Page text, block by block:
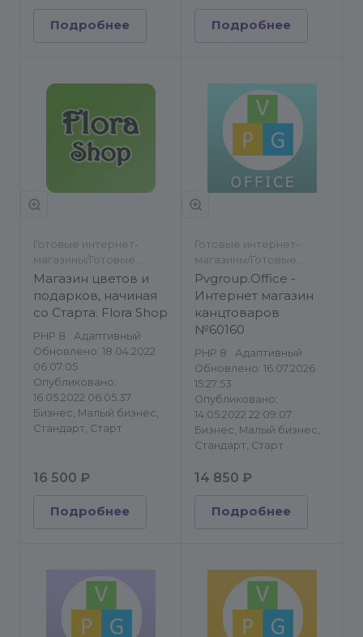
Подробнее Подробнее
Готовые интернет-
магазины/Готовые
сайты/Подарки и
сувениры/Каталог
товаров, услуг
Магазин цветов и
подарков, начиная
со Старта. Flora Shop
PHP 8
Адаптивный
Обновлено: 18.04.2022
06:07:05
Опубликовано:
16.05.2022 06:05:37
Бизнес, Малый бизнес,
Стандарт, Старт
16 500 ₽
Подробнее
Готовые интернет-
магазины/Готовые
сайты/Подарки и
сувениры/Каталог
товаров, услуг
Pvgroup.Office -
Интернет магазин
канцтоваров
№60160
PHP 8
Адаптивный
Обновлено: 16.07.2026
15:27:53
Опубликовано:
14.05.2022 22:09:07
Бизнес, Малый бизнес,
Стандарт, Старт
14 850 ₽
Подробнее